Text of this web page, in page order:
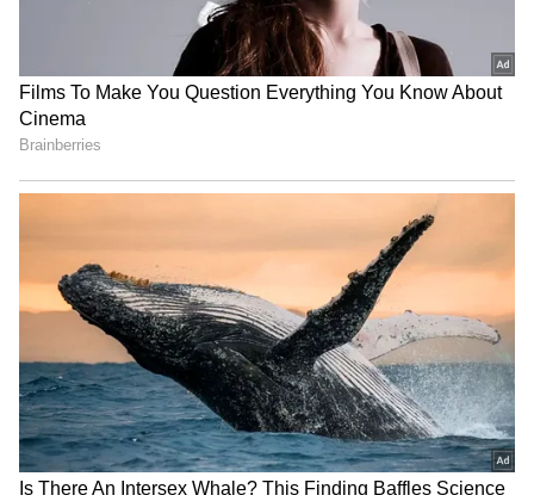
ராமதாஸ் நேற்று காலை நேரில் சந்தித்து
நலம் விசாரித்தார். அவருக்கு அளிக்கப்படும்
சிகிச்சை குறித்தும் மருத்துவர்களிடம்
கேட்டறிந்தார்.